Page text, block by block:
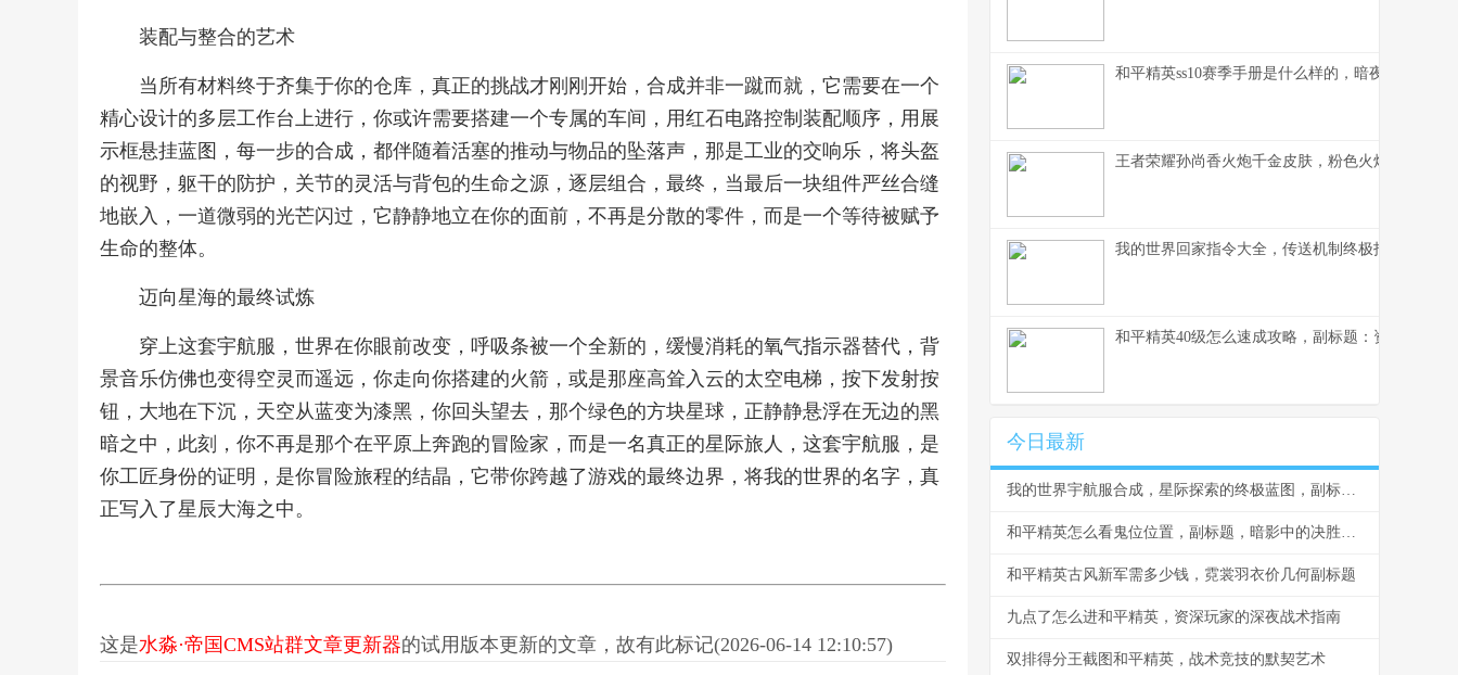
装配与整合的艺术
当所有材料终于齐集于你的仓库，真正的挑战才刚刚开始，合成并非一蹴而就，它需要在一个
精心设计的多层工作台上进行，你或许需要搭建一个专属的车间，用红石电路控制装配顺序，用展
示框悬挂蓝图，每一步的合成，都伴随着活塞的推动与物品的坠落声，那是工业的交响乐，将头盔
的视野，躯干的防护，关节的灵活与背包的生命之源，逐层组合，最终，当最后一块组件严丝合缝
地嵌入，一道微弱的光芒闪过，它静静地立在你的面前，不再是分散的零件，而是一个等待被赋予
生命的整体。
迈向星海的最终试炼
穿上这套宇航服，世界在你眼前改变，呼吸条被一个全新的，缓慢消耗的氧气指示器替代，背
景音乐仿佛也变得空灵而遥远，你走向你搭建的火箭，或是那座高耸入云的太空电梯，按下发射按
钮，大地在下沉，天空从蓝变为漆黑，你回头望去，那个绿色的方块星球，正静静悬浮在无边的黑
暗之中，此刻，你不再是那个在平原上奔跑的冒险家，而是一名真正的星际旅人，这套宇航服，是
你工匠身份的证明，是你冒险旅程的结晶，它带你跨越了游戏的最终边界，将我的世界的名字，真
正写入了星辰大海之中。
这是水淼·帝国CMS站群文章更新器的试用版本更新的文章，故有此标记(2026-06-14 12:10:57)
和平精英ss10赛季手册是什么样的，暗夜锋芒的战
王者荣耀孙尚香火炮千金皮肤，粉色火炮的战场华
我的世界回家指令大全，传送机制终极指南
和平精英40级怎么速成攻略，副标题：资深玩家的
今日最新
我的世界宇航服合成，星际探索的终极蓝图，副标题，从末地到星辰的工匠之路
和平精英怎么看鬼位位置，副标题，暗影中的决胜艺术
和平精英古风新军需多少钱，霓裳羽衣价几何副标题
九点了怎么进和平精英，资深玩家的深夜战术指南
双排得分王截图和平精英，战术竞技的默契艺术